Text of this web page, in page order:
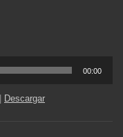
00:00
Descargar